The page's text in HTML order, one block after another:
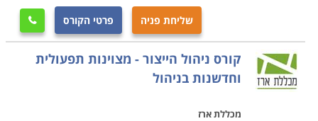
שליחת פניה פרטי הקורס 
קורס ניהול הייצור - מצוינות תפעולית
וחדשנות בניהול
מכללת ארז